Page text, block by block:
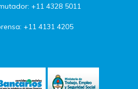
+11 4328 5011
+11 4131 4205